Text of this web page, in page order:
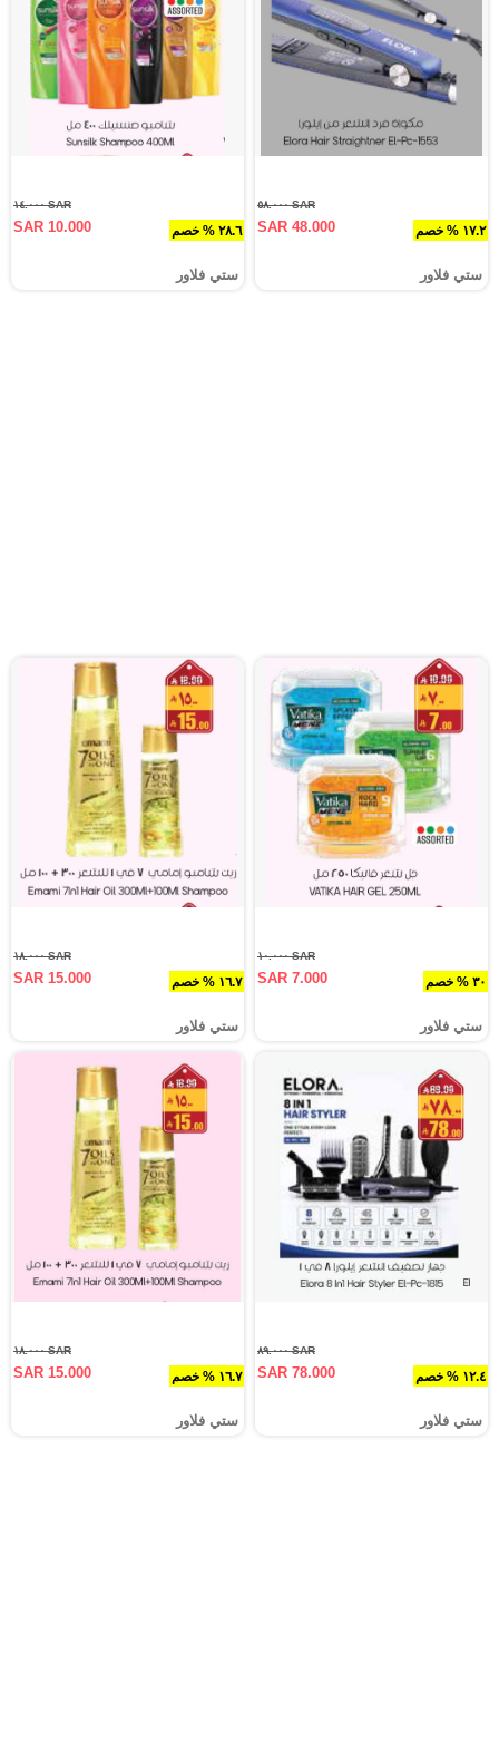
١٧.٢ % خصم
SAR ٥٨.٠٠٠
SAR 48.000
ستي فلاور
٢٨.٦ % خصم
SAR ١٤.٠٠٠
SAR 10.000
ستي فلاور
٣٠ % خصم
SAR ١٠.٠٠٠
SAR 7.000
ستي فلاور
١٦.٧ % خصم
SAR ١٨.٠٠٠
SAR 15.000
ستي فلاور
١٢.٤ % خصم
SAR ٨٩.٠٠٠
SAR 78.000
ستي فلاور
١٦.٧ % خصم
SAR ١٨.٠٠٠
SAR 15.000
ستي فلاور